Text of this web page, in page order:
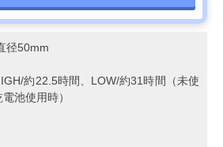
径50mm
約22.5時間、LOW/約31時間（未使
池使用時）